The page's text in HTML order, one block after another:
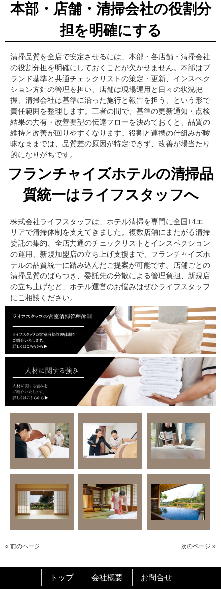
本部・店舗・清掃会社の役割分
担を明確にする
清掃品質を全店で安定させるには、本部・各店舗・清掃会社
の役割分担を明確にしておくことが欠かせません。本部はブ
ランド基準と共通チェックリストの策定・更新、インスペク
ション方針の管理を担い、店舗は現場運用と日々の状況把
握、清掃会社は基準に沿った施行と報告を担う、という形で
責任範囲を整理します。三者の間で、基準の更新通知・点検
結果の共有・改善要望の伝達フローを決めておくと、品質の
維持と改善が回りやすくなります。役割と連携の仕組みが曖
昧なままでは、品質差の原因が特定できず、改善が場当たり
的になりがちです。
フランチャイズホテルの清掃品
質統一はライフスタッフへ
株式会社ライフスタッフは、ホテル清掃を専門に全国14エ
リアで清掃体制を支えてきました。複数店舗にまたがる清掃
委託の集約、全店共通のチェックリストとインスペクション
の運用、新規加盟店の立ち上げ支援まで、フランチャイズホ
テルの品質統一に踏み込んだご提案が可能です。店舗ごとの
清掃品質のばらつき、委託先の分散による管理負担、新規店
の立ち上げなど、ホテル運営のお悩みはぜひライフスタッフ
にご相談ください。
« 前のページ 次のページ »
トップ 会社概要 お問合せ